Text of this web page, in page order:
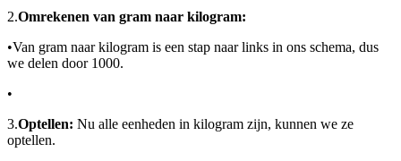
2.Omrekenen van gram naar kilogram:
•Van gram naar kilogram is een stap naar links in ons schema, dus
we delen door 1000.
•
3.Optellen: Nu alle eenheden in kilogram zijn, kunnen we ze
optellen.